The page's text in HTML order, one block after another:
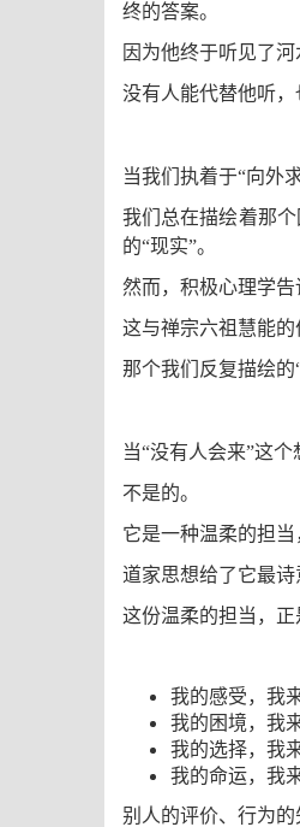
终的答案。
因为他终于听见了
没有人能代替他听，
当我们执着于“向外
我们总在描绘着那
的“现实”。
然而，积极心理学告
这与禅宗六祖慧能
那个我们反复描绘的
当“没有人会来”这
不是的。
它是一种温柔的担当
道家思想给了它最
这份温柔的担当，正
我的感受，我
我的困境，我
我的选择，我
我的命运，我
别人的评价、行为